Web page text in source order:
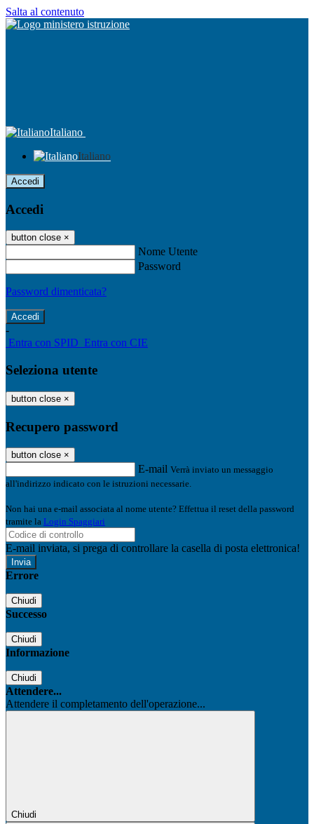
Salta al contenuto
Italiano
Italiano
Accedi
Accedi
button close ×
Nome Utente
Password
Password dimenticata?
-
Entra con SPID Entra con CIE
Seleziona utente
button close ×
Recupero password
button close ×
E-mail Verrà inviato un messaggio
all'indirizzo indicato con le istruzioni necessarie.
Non hai una e-mail associata al nome utente? Effettua il reset della password
tramite la Login Spaggiari
E-mail inviata, si prega di controllare la casella di posta elettronica!
Errore
Chiudi
Successo
Chiudi
Informazione
Chiudi
Attendere...
Attendere il completamento dell'operazione...
Chiudi